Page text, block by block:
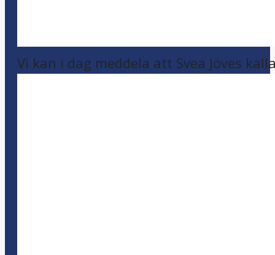
Vi kan i dag meddela att Svea Jöves